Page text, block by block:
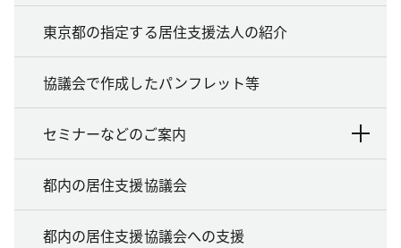
東京都の指定する居住支援法人の紹介
協議会で作成したパンフレット等
セミナーなどのご案内
都内の居住支援協議会
都内の居住支援協議会への支援